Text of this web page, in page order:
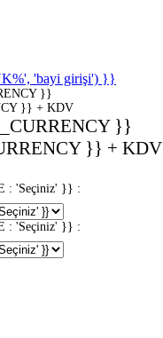
'bayi girişi') }}
}}
}} + KDV
}}
}} + KDV
: 'Seçiniz' }} :
: 'Seçiniz' }} :